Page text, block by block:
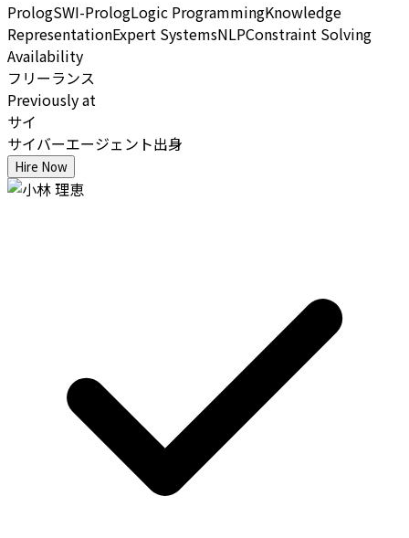
PrologSWI-PrologLogic ProgrammingKnowledge
RepresentationExpert SystemsNLPConstraint Solving
Availability
フリーランス
Previously at
サイ
サイバーエージェント出身
Hire Now